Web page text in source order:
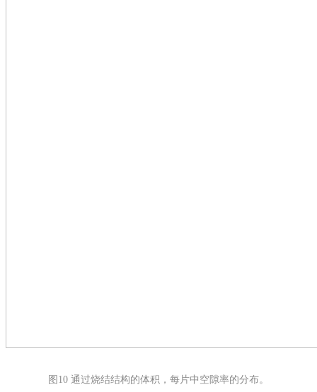
图10 通过烧结结构的体积，每片中空隙率的分布。